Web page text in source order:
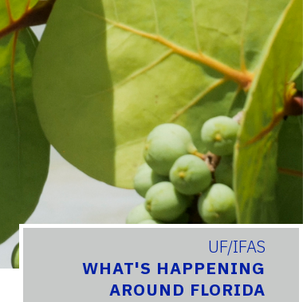
UF/IFAS
WHAT'S HAPPENING
AROUND FLORIDA